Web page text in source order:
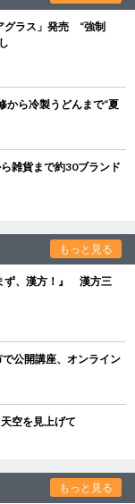
グラス」発売 “強制
ら冷製うどんまで“夏
雑貨まで約30ブランド
もっと見る
ず、漢方！』 漢方三
公開講座、オンライン
空を見上げて
もっと見る